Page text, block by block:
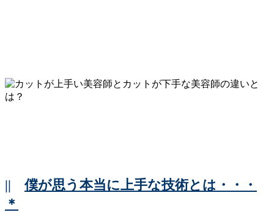
|| 僕が思う本当に上手な技術とは・・・
＊